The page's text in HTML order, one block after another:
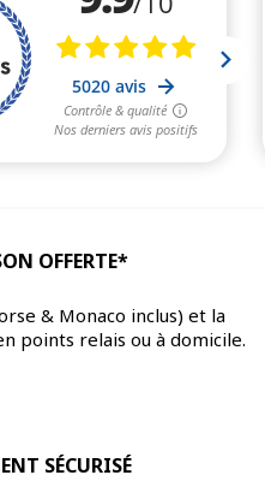
OFFERTE*
& Monaco inclus) et la
points relais ou à domicile.
SÉCURISÉ